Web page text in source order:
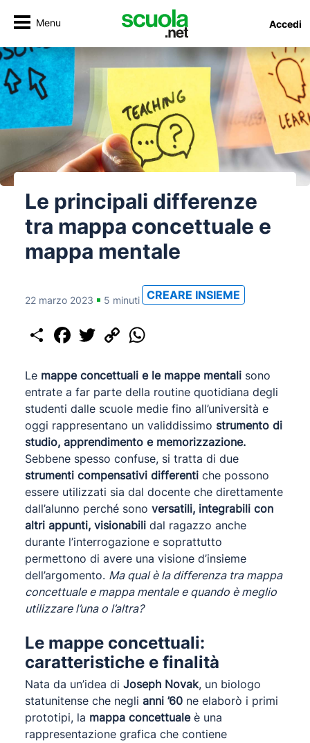
Menu Accedi
Le principali differenze
tra mappa concettuale e
mappa mentale
22 marzo 2023 5 minuti CREARE INSIEME
Share Facebook
Twitter Copy
Link
Le mappe concettuali e le mappe mentali sono
entrate a far parte della routine quotidiana degli
studenti dalle scuole medie fino all’università e
oggi rappresentano un validdissimo strumento di
studio, apprendimento e memorizzazione.
Sebbene spesso confuse, si tratta di due
strumenti compensativi differenti che possono
essere utilizzati sia dal docente che direttamente
dall’alunno perché sono versatili, integrabili con
altri appunti, visionabili dal ragazzo anche
durante l’interrogazione e soprattutto
permettono di avere una visione d’insieme
dell’argomento. Ma qual è la differenza tra mappa
concettuale e mappa mentale e quando è meglio
utilizzare l’una o l’altra?
Le mappe concettuali:
caratteristiche e finalità
Nata da un’idea di Joseph Novak, un biologo
statunitense che negli anni ’60 ne elaborò i primi
prototipi, la mappa concettualeè una
rappresentazione grafica che contiene